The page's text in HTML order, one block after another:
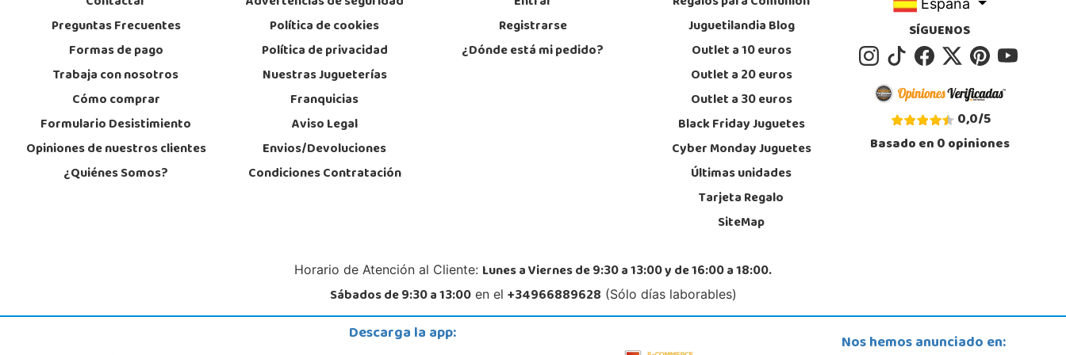
AV/ Vegas Altas Nº 27-2
924 805 636
Localizar Tienda
STOCK DISPONIBLE
Juguetilandia Elche-Ctra.Crevillente Juguetilandia Finestrat
Rafael Alberti nº 4
966889639
Localizar Tienda
STOCK DISPONIBLE
19002, Guadalajara
949227446
Localizar Tienda
21002, Huelva
959 541 845
Localizar Tienda
Preguntas Frecuentes
Formas de pago
Trabaja con nosotros
Cómo comprar
Formulario Desistimiento
Opiniones de nuestros clientes
¿Quiénes Somos?
Política de cookies
Política de privacidad
Nuestras Jugueterías
Franquicias
Aviso Legal
Envios/Devoluciones
Condiciones Contratación
Registrarse
¿Dónde está mi pedido?
Juguetilandia Blog
Outlet a 10 euros
Outlet a 20 euros
Outlet a 30 euros
Black Friday Juguetes
Cyber Monday Juguetes
Últimas unidades
Tarjeta Regalo
SiteMap
España
SÍGUENOS
0,0/5
Basado en0opiniones
Horario de Atención al Cliente: Lunes a Viernes de 9:30 a 13:00 y de 16:00 a 18:00.
Sábados de 9:30 a 13:00en el +34966889628 (Sólo días laborables)
Descarga la app: Nos hemos anunciado en: